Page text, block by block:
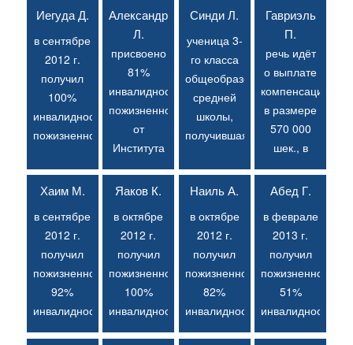
дороге.
15%
инвалидности,
по которой
присуждена
компенсация
в размере
шек.
ученика
йешивы с
Обязательное
гражданское
страхование,
по
которому
водителю-
ответчику,
нанесшему
физические
а также
инвалидности,
по причине
производственной
аварии,
произошедшей
из-за
тяжёлой
мраморной
плиты на
ногу
пострадавшего.
женщине с
низким
уровнем
ниже, чем
дохода за
рубежом.
Иегуда Д.
в сентябре
2012 г.
получил
100%
инвалидность
пожизненно,
Института
Нац.
страхования,
помимо
6711 шек.
Александр
Л.
присвоено
81%
инвалидности
пожизненно
от
Института
Нац.
страхования.
не
задействовано
Положение
№ 15.
Присуждена
пенсия в
размере
Синди Л.
ученица 3-
го класса
общеобразовательной
средней
школы,
получившая
инвалидности
в
результате
падения с
бык».
Гавриэль
П.
речь идёт
о выплате
компенсации
в размере
570 000
шек., в
результате
присвоения
инвалидности
пострадавшему
в ДТП.
Пострадавший
– студент
инженерного
факультета,
Хаим М.
в сентябре
2012 г.
получил
пожизненно
92%
инвалидности
от
Яаков К.
в октябре
2012 г.
получил
пожизненно
100%
инвалидности
от
Наиль А.
в октябре
2012 г.
получил
пожизненно
82%
инвалидности
от
Абед Г.
в феврале
2013 г.
получил
пожизненно
51%
инвалидности
от